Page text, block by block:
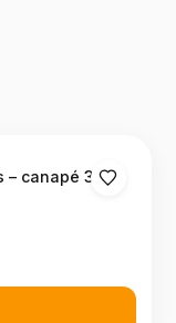
– canapé 380